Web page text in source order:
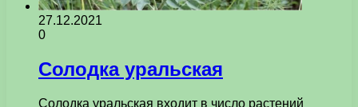
27.12.2021
0
Солодка уральская
Солодка уральская входит в число растений